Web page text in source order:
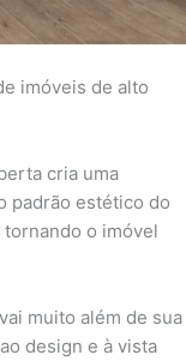
imóveis de alto
cria uma
padrão estético do
o imóvel
muito além de sua
design e à vista